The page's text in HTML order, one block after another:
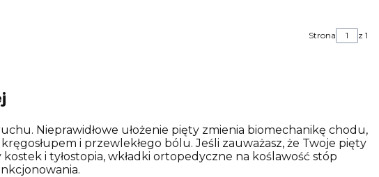
Strona z 1
Nieprawidłowe ułożenie pięty zmienia biomechanikę chodu,
i przewlekłego bólu. Jeśli zauważasz, że Twoje pięty
i tyłostopia, wkładki ortopedyczne na koślawość stóp